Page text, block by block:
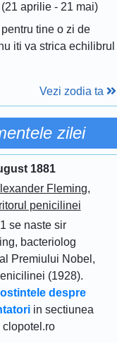
(21 aprilie - 21 mai)
tine o zi de
iti va strica echilibrul
Vezi zodia ta
zilei
1881
Fleming,
penicilinei
se naste sir
bacteriolog
Premiului Nobel,
(1928).
despre
in sectiunea